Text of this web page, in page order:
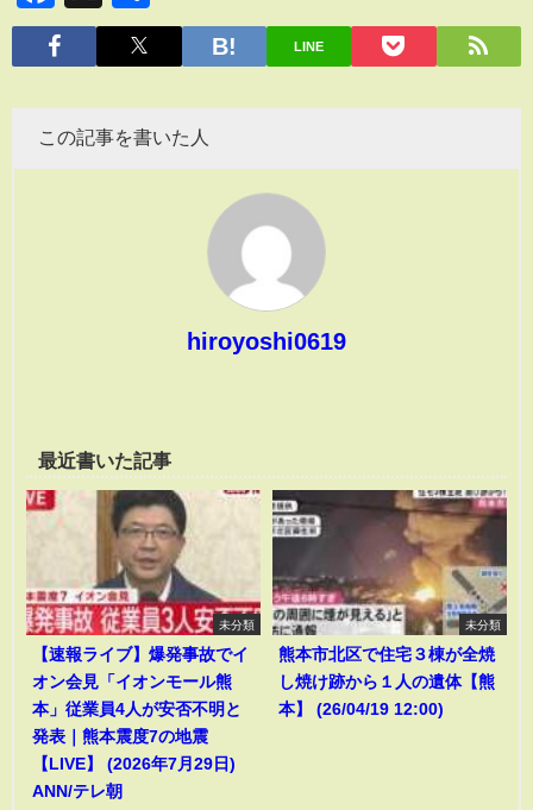
有
LINE
この記事を書いた人
hiroyoshi0619
最近書いた記事
未分類
【速報ライブ】爆発事故でイ
オン会見「イオンモール熊
本」従業員4人が安否不明と
発表｜熊本震度7の地震
【LIVE】 (2026年7月29日)
ANN/テレ朝
未分類
熊本市北区で住宅３棟が全焼
し焼け跡から１人の遺体【熊
本】 (26/04/19 12:00)